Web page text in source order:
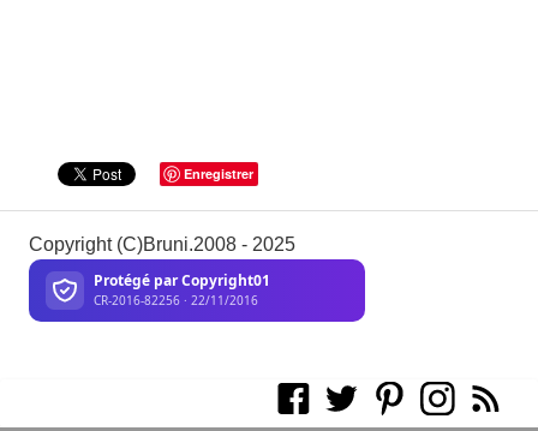
Enregistrer
Copyright (C)Bruni.2008 - 2025